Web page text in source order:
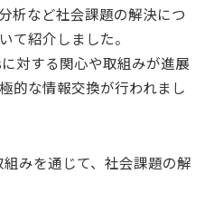
析など社会課題の解決につ
て紹介しました。
対する関心や取組みが進展
的な情報交換が行われまし
みを通じて、社会課題の解